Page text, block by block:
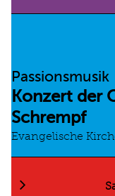
Passionsmusik
Konzert der
Schrempf
Evangelische